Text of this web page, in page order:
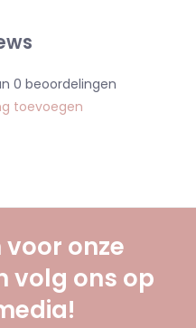
0 beoordelingen
toevoegen
onze
volg ons op